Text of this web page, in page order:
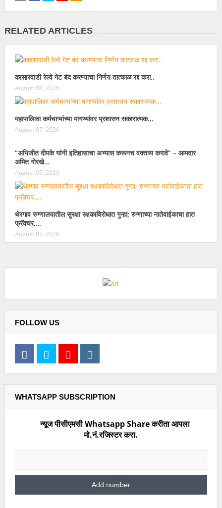
RELATED ARTICLES
कासारवाडी रेल्वे गेट बंद करण्याचा निर्णय तात्काळ रद्द करा..
August 08, 2026
महापालिका कर्मचाऱ्यांच्या मागण्यांवर प्रशासन सकारात्मक…
August 07, 2026
“अभिजीत दीपके यांनी इतिहासाचा अभ्यास करूनच वक्तव्य करावे” – आमदार
अमित गोरखे…
August 07, 2026
थेरगाव रुग्णालयातील सुरक्षा रक्षकाविरोधात गुन्हा; रुग्णाच्या नातेवाईकाचा हात
फ्रॅक्चर….
August 07, 2026
FOLLOW US
WHATSAPP SUBSCRIPTION
न्यूज पीसीएमसी Whatsapp Share करीता आपला
मो.नं.रजिस्टर करा.